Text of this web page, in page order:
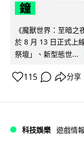
鐘
《魔獸世界：至暗
於 8 月 13 日正式上
祭壇」、新型態世...
115 分享
科技娛樂 遊戲情報